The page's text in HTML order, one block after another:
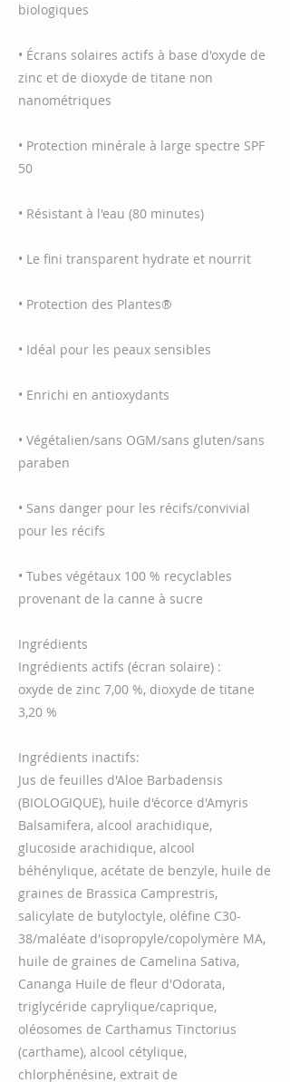
biologiques
• Écrans solaires actifs à base d'oxyde de
zinc et de dioxyde de titane non
nanométriques
• Protection minérale à large spectre SPF
50
• Résistant à l'eau (80 minutes)
• Le fini transparent hydrate et nourrit
• Protection des Plantes®
• Idéal pour les peaux sensibles
• Enrichi en antioxydants
• Végétalien/sans OGM/sans gluten/sans
paraben
• Sans danger pour les récifs/convivial
pour les récifs
• Tubes végétaux 100 % recyclables
provenant de la canne à sucre
Ingrédients
Ingrédients actifs (écran solaire) :
oxyde de zinc 7,00 %, dioxyde de titane
3,20 %
Ingrédients inactifs:
Jus de feuilles d'Aloe Barbadensis
(BIOLOGIQUE), huile d'écorce d'Amyris
Balsamifera, alcool arachidique,
glucoside arachidique, alcool
béhénylique, acétate de benzyle, huile de
graines de Brassica Camprestris,
salicylate de butyloctyle, oléfine C30-
38/maléate d'isopropyle/copolymère MA,
huile de graines de Camelina Sativa,
Cananga Huile de fleur d'Odorata,
triglycéride caprylique/caprique,
oléosomes de Carthamus Tinctorius
(carthame), alcool cétylique,
chlorphénésine, extrait de